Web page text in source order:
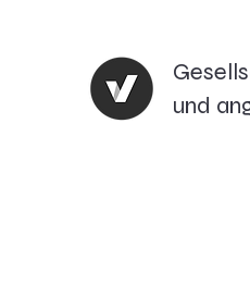
und